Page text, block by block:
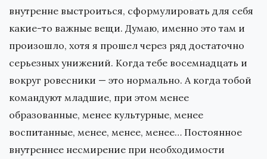
внутренне выстроиться, сформулировать для себя
какие-то важные вещи. Думаю, именно это там и
произошло, хотя я прошел через ряд достаточно
серьезных унижений. Когда тебе восемнадцать и
вокруг ровесники — это нормально. А когда тобой
командуют младшие, при этом менее
образованные, менее культурные, менее
воспитанные, менее, менее, менее… Постоянное
внутреннее несмирение при необходимости